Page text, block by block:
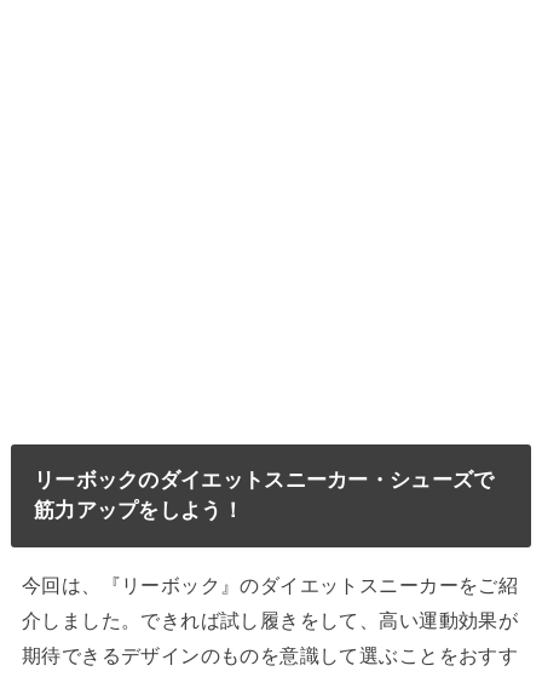
リーボックのダイエットスニーカー・シューズで
筋力アップをしよう！
今回は、『リーボック』のダイエットスニーカーをご紹
介しました。できれば試し履きをして、高い運動効果が
期待できるデザインのものを意識して選ぶことをおすす